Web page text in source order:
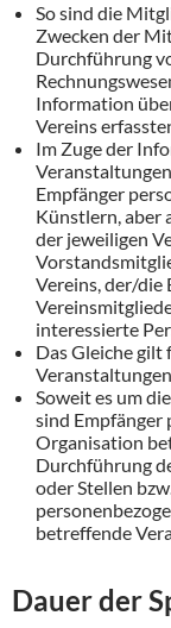
So sind die
Zwecken der
Durchführung
Information
Vereins
Im Zuge der
Empfänger
Künstlern, aber
der jeweiligen
Vereins, der/die
interessierte
Das Gleiche
Soweit es um
sind Empfänger
Organisation
Durchführung
oder Stellen
betreffende
Dauer der